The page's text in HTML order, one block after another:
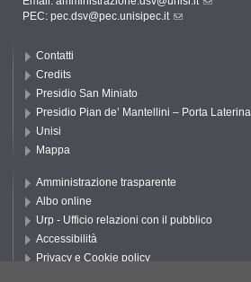
PEC: pec.dsv@pec.unisipec.it
Contatti
Credits
Presidio San Miniato
Presidio Pian de’ Mantellini – Porta Laterina
Unisi
Mappa
Amministrazione trasparente
Albo online
Urp - Ufficio relazioni con il pubblico
Accessibilità
Privacy e Cookie policy